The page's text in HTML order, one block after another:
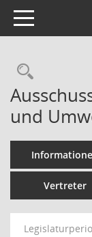
Toggle navigation
und
Vertreter